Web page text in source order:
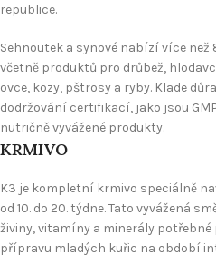
republice.
Sehnoutek a synové nabízí více
včetně produktů pro drůbež,
ovce, kozy, pštrosy a ryby. Klade
dodržování certifikací, jako jsou
nutričně vyvážené produkty.
KRMIVO
K3 je kompletní krmivo speciálně
od 10. do 20. týdne. Tato vyvážená
živiny, vitamíny a minerály
přípravu mladých kuřic na období